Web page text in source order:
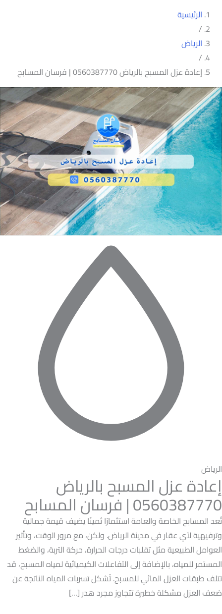
الرئيسية
/
الرياض
/
إعادة عزل المسبح بالرياض 0560387770 | فرسان المسابح
الرياض
إعادة عزل المسبح بالرياض
0560387770 | فرسان المسابح
تُعد المسابح الخاصة والعامة استثمارًا ثمينًا يضيف قيمة جمالية
وترفيهية لأي عقار في مدينة الرياض. ولكن، مع مرور الوقت، وتأثير
العوامل الطبيعية مثل تقلبات درجات الحرارة، حركة التربة، والضغط
المستمر للمياه، بالإضافة إلى التفاعلات الكيميائية لمياه المسبح، قد
تتلف طبقات العزل المائي للمسبح. تُشكل تسربات المياه الناتجة عن
ضعف العزل مشكلة خطيرة تتجاوز مجرد هدر […]